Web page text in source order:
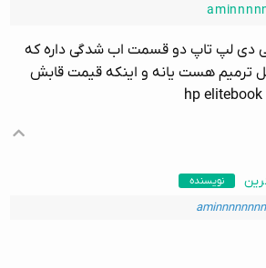
دی لپ تاپ دو قسمت اب شدگی داره که
ترمیم هست یانه و اینکه قیمت قابش
نویسنده